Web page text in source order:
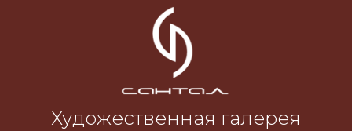
Художественная галерея